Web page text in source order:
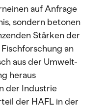
auf Anfrage
sondern betonen
Stärken der
an
aus der Umwelt-
heraus
der Industrie
der HAFL in der